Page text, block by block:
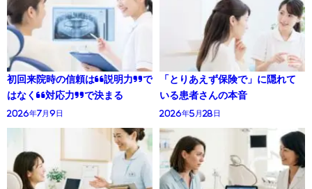
初回来院時の信頼は“説明力”で
はなく“対応力”で決まる
2026年7月9日
「とりあえず保険で」に隠れて
いる患者さんの本音
2026年5月28日